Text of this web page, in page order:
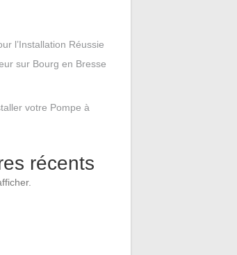
l’Installation Réussie
sur Bourg en Bresse
votre Pompe à
récents